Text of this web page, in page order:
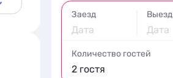
Заезд
Дата
Выезд
Дата
Количество гостей
2 гостя